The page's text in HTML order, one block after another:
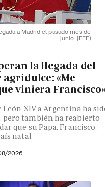
a Madrid el pasado mes de
junio. (EFE)
la llegada del
agridulce: «Me
viniera
XIV a Argentina ha
pero también ha reabierto
que su Papa, Francisco,
natal
2026